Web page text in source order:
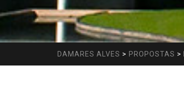
DAMARES ALVES > PROPOSTAS >